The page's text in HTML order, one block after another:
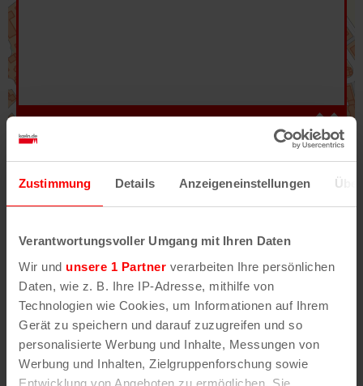
Zustimmung Details Anzeigeneinstellungen
Verantwortungsvoller Umgang mit Ihren Daten
Wir und unsere 1 Partner verarbeiten Ihre persönlichen
Daten, wie z. B. Ihre IP-Adresse, mithilfe von
Technologien wie Cookies, um Informationen auf Ihrem
Gerät zu speichern und darauf zuzugreifen und so
personalisierte Werbung und Inhalte, Messungen von
Werbung und Inhalten, Zielgruppenforschung sowie
Entwicklung von Angeboten zu ermöglichen. Sie
Fehler/Problem melden
Darstellung des RVR-Kartenwerks
Stadtplanwerk
erhältst Du unsere koeln.de-Karte mit vielen
weiteren Details wie z.B. Hausnummern.
Unser Stadtplan basiert auf Daten des
OpenStreetMap
-Projekts (
© OpenStreetMap
Mitwirkende
) und von OpenCycleMap.org